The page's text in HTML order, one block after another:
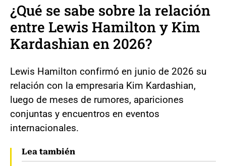
¿Qué se sabe sobre la relación
entre Lewis Hamilton y Kim
Kardashian en 2026?
Lewis Hamilton confirmó en junio de 2026 su
relación con la empresaria Kim Kardashian,
luego de meses de rumores, apariciones
conjuntas y encuentros en eventos
internacionales.
Lea también